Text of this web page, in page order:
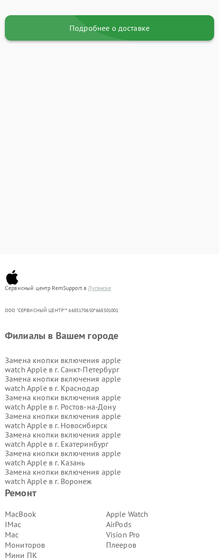
Подробнее о доставке
Сервисный центр RemSupport вЛуганске
ООО "СЕРВИСНЫЙ ЦЕНТР"* 6685170650*668501001
Ремонт
MacBook
IMac
Mac
Мониторов
Мини ПК
Apple Watch
AirPods
Vision Pro
Плееров
Филиалы в Вашем городе
Замена кнопки включения apple
watch Apple в г. Санкт-Петербург
Замена кнопки включения apple
watch Apple в г. Краснодар
Замена кнопки включения apple
watch Apple в г. Ростов-на-Дону
Замена кнопки включения apple
watch Apple в г. Новосибирск
Замена кнопки включения apple
watch Apple в г. Екатеринбург
Замена кнопки включения apple
watch Apple в г. Казань
Замена кнопки включения apple
watch Apple в г. Воронеж
Замена кнопки включения apple
Замена кнопки включения apple
watch Apple в г.
Замена кнопки включения apple
watch Apple в г.
Замена кнопки включения apple
watch Apple в г.